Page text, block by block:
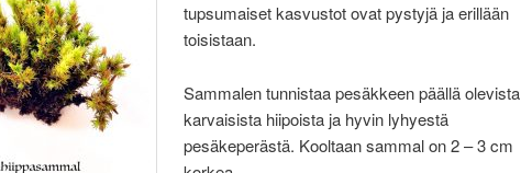
tupsumaiset kasvustot ovat pystyjä ja erillään
toisistaan.
Sammalen tunnistaa pesäkkeen päällä olevista
karvaisista hiipoista ja hyvin lyhyestä
pesäkeperästä. Kooltaan sammal on 2 – 3 cm